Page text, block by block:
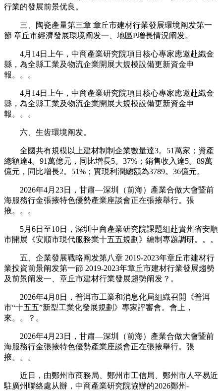
行業的發展前景优良。
三、陶瓷產量第三章 章丘市建材行業發展環境阐发第一
節 章丘市經濟發展環境阐发一、地區P增長情況阐发。
4月14日上午，中商產業研究院項目核心專家應邀赴織金
縣，為全縣工業及物流企業開展大規模設備更新資金申
報。。。
4月14日上午，中商產業研究院項目核心專家應邀赴織金
縣，為全縣工業及物流企業開展大規模設備更新資金申
報。。。
六、生齿環境阐发。
全國共有規模以上建材制制企業數量達3。51萬家；資產
總額達4。91萬億元，同比增長5。37%；銷售收入達5。89萬
億元，同比增長2。51%；實現利潤總額為3789。36億元。
2026年4月23日，甘肅—深圳（前海）產業合做大會暨前
海服務行金張掖特色優勢產業座談會正在張掖舉行。張
掖。。。
5月6日至10日，深圳中商產業研究院課題組赴貴州省安順
市開展《安順市現代服務業十五五規劃》編制專題調研。。。
五、企業發展戰略阐发第八章 2019-2023年章丘市建材行
業投資前景阐发第一節 2019-2023年章丘市建材行業發展趨勢
及前景阐发一、章丘市建材行業發展趨勢阐发？。
2026年4月8日，普洱市工業和消息化局組織召開《普洱
市“十五五”新型工業化發展規劃》專家評審會。會上，
來。。？。
2026年4月23日，甘肅—深圳（前海）產業合做大會暨前
海服務行金張掖特色優勢產業座談會正在張掖舉行。張
掖。。。
近日，由鄭州市商務局、鄭州市工信局、鄭州市人平易近
駐廣州聯絡處从辦，中商產業研究院協辦的2026鄭州-